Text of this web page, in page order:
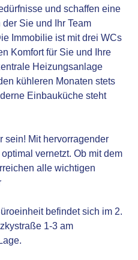
und schaffen eine
Sie und Ihr Team
Immobilie ist mit drei WCs
Komfort für Sie und Ihre
Heizungsanlage
kühleren Monaten stets
Einbauküche steht
sein! Mit hervorragender
vernetzt. Ob mit dem
alle wichtigen
befindet sich im 2.
1-3 am